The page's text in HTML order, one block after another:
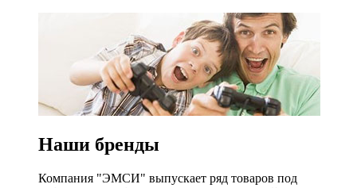
Наши бренды
Компания "ЭМСИ" выпускает ряд товаров под